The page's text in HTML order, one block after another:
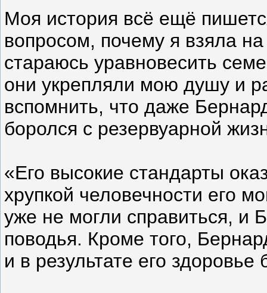
Моя история всё ещё
вопросом, почему я взяла
стараюсь уравновесить
они укрепляли мою душу и
вспомнить, что даже
боролся с резервуарной
«Его высокие стандарты
хрупкой человечности его
уже не могли справиться, и
поводья. Кроме того,
и в результате его